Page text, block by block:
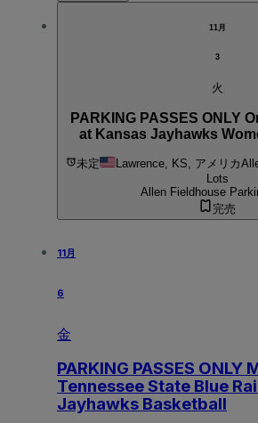
11月
3
火
PARKING PASSES ONLY
at Kansas Jayhawks
未定 Lawrence, KS, アメリカ
Lots
Allen Fieldhouse
完売
11月
6
金
PARKING PASSES ONLY
Tennessee State Blue
Jayhawks Basketball